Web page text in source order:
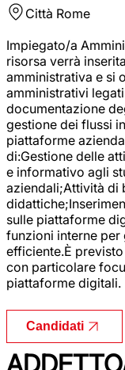
Città Rome
Impiegato/a
risorsa verrà
amministrativa e si
amministrativi
documentazione
gestione dei flussi
piattaforme
di:Gestione delle
e informativo agli
aziendali;Attività di
sulle piattaforme
funzioni interne per
efficiente.È
con particolare
piattaforme digitali.
Candidati